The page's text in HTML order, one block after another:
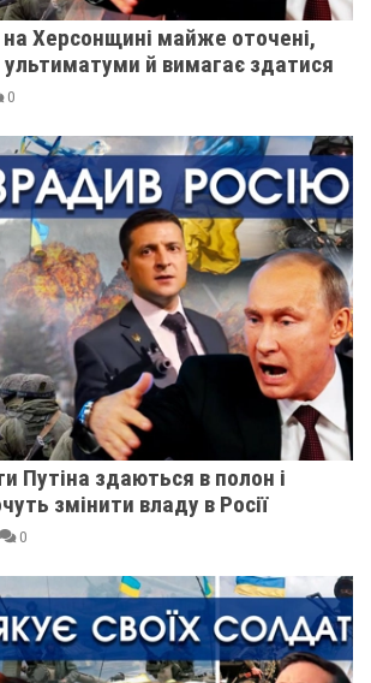
на Херсонщині майже оточені,
ультиматуми й вимагає здатися
0
Путіна здаються в полон і
змінити владу в Росії
0